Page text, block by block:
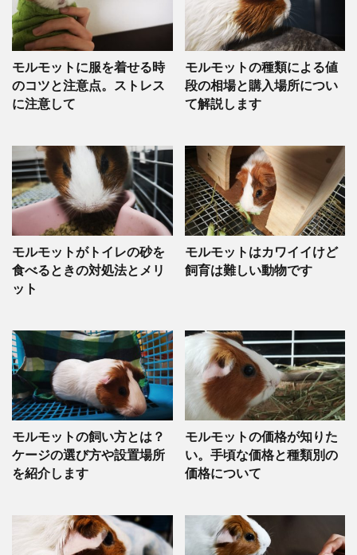
モルモットに服を着せる時
のコツと注意点。ストレス
に注意して
モルモットの種類による値
段の相場と購入場所につい
て解説します
モルモットがトイレの砂を
食べるときの対処法とメリ
ット
モルモットはカワイイけど
飼育は難しい動物です
モルモットの飼い方とは？
ケージの選び方や設置場所
を紹介します
モルモットの価格が知りた
い。手頃な価格と種類別の
価格について